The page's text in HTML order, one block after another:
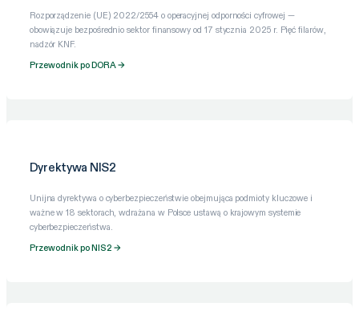
Rozporządzenie (UE) 2022/2554 o operacyjnej odporności cyfrowej —
obowiązuje bezpośrednio sektor finansowy od 17 stycznia 2025 r. Pięć filarów,
nadzór KNF.
Przewodnik po DORA →
Dyrektywa NIS2
Unijna dyrektywa o cyberbezpieczeństwie obejmująca podmioty kluczowe i
ważne w 18 sektorach, wdrażana w Polsce ustawą o krajowym systemie
cyberbezpieczeństwa.
Przewodnik po NIS2 →